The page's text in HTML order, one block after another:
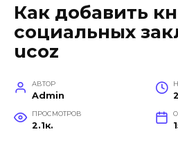
Как добавить
социальных
ucoz
АВТОР
Admin
ПРОСМОТРОВ
2.1к.